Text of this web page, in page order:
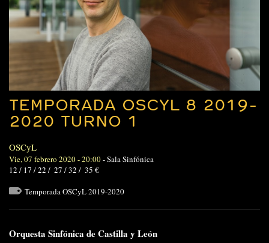
TEMPORADA OSCYL 8 2019-
2020 TURNO 1
OSCyL
Vie, 07 febrero 2020 - 20:00-Sala Sinfónica
12 / 17 / 22 / 27 / 32 / 35 €
Temporada OSCyL 2019-2020
Orquesta Sinfónica de Castilla y León